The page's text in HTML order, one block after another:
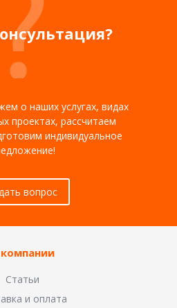
о наших услугах, видах
проектах, рассчитаем
индивидуальное
вопрос
Статьи
и оплата